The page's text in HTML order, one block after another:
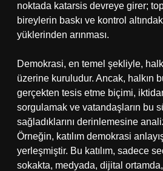
noktada katarsis devreye girer;
bireylerin baskı ve kontrol
yüklerinden arınması.
Demokrasi, en temel şekliyle,
üzerine kuruludur. Ancak, halkın
gerçekten tesis etme biçimi,
sorgulamak ve vatandaşların bu
sağladıklarını derinlemesine
Örneğin, katılım demokrasi
yerleşmiştir. Bu katılım, sadece
sokakta, medyada, dijital